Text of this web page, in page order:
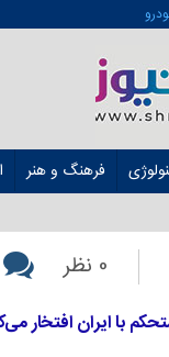
فرهنگ و هنر
0 نظر
با ایران افتخار